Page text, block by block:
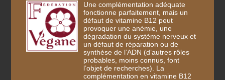
Une complémentation adéquate
fonctionne parfaitement, mais un
défaut de vitamine B12 peut
provoquer une anémie, une
dégradation du système nerveux et
un défaut de réparation ou de
synthèse de l’ADN (d’autres rôles
probables, moins connus, font
l’objet de recherches). La
complémentation en vitamine B12